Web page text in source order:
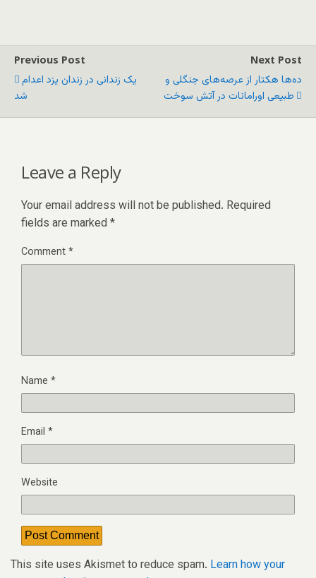
Previous Post
یک زندانی در زندان یزد اعدام
شد
Next Post
ده‌ها هکتار از عرصه‌های جنگلی و
طبیعی اورامانات در آتش سوخت
Leave a Reply
Your email address will not be published. Required
fields are marked *
Comment*
Name *
Email *
Website
This site uses Akismet to reduce spam. Learn how your